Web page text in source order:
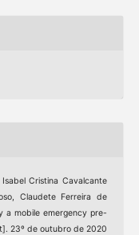
Cristina Cavalcante
Claudete Ferreira de
a mobile emergency pre-
23º de outubro de 2020